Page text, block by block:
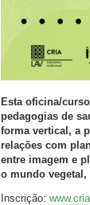
Esta oficina/
pedagogias de
forma vertical, a
relações com
entre imagem e
o mundo
Inscrição: